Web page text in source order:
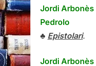
Jordi Arbonès
Pedrolo
♣ Epistolari.
Jordi Arbonès